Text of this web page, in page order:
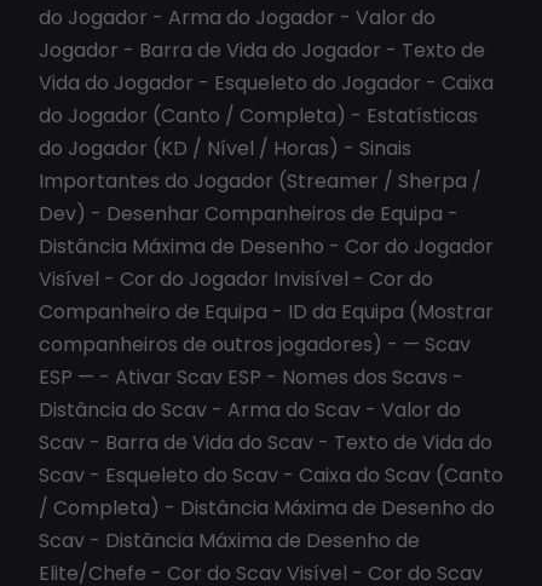
do Jogador - Arma do Jogador - Valor do
Jogador - Barra de Vida do Jogador - Texto de
Vida do Jogador - Esqueleto do Jogador - Caixa
do Jogador (Canto / Completa) - Estatísticas
do Jogador (KD / Nível / Horas) - Sinais
Importantes do Jogador (Streamer / Sherpa /
Dev) - Desenhar Companheiros de Equipa -
Distância Máxima de Desenho - Cor do Jogador
Visível - Cor do Jogador Invisível - Cor do
Companheiro de Equipa - ID da Equipa (Mostrar
companheiros de outros jogadores) - — Scav
ESP — - Ativar Scav ESP - Nomes dos Scavs -
Distância do Scav - Arma do Scav - Valor do
Scav - Barra de Vida do Scav - Texto de Vida do
Scav - Esqueleto do Scav - Caixa do Scav (Canto
/ Completa) - Distância Máxima de Desenho do
Scav - Distância Máxima de Desenho de
Elite/Chefe - Cor do Scav Visível - Cor do Scav